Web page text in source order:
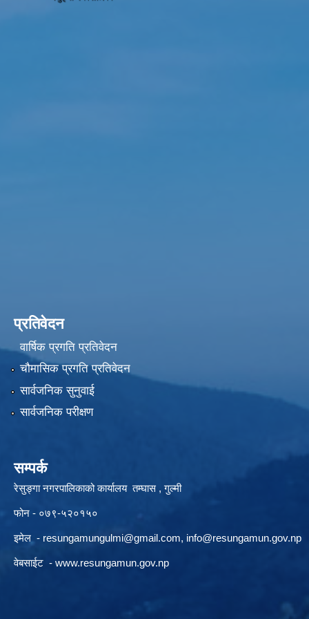
प्रतिवेदन
वार्षिक प्रगति प्रतिवेदन
चौमासिक प्रगति प्रतिवेदन
सार्वजनिक सुनुवाई
सार्वजनिक परीक्षण
सम्पर्क
रेसुङ्गा नगरपालिकाको कार्यालय तम्घास , गुल्मी
फोन - ०७९-५२०१५०
इमेल - resungamungulmi@gmail.com, info@resungamun.gov.np
वेबसाईट - www.resungamun.gov.np